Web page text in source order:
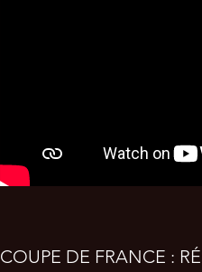
COUPE DE FRANCE :